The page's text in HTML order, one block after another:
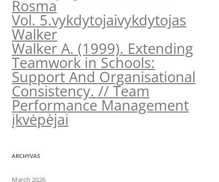
Rosma
Vol. 5.vykdytojaivykdytojas
Walker
Walker A. (1999). Extending
Teamwork in Schools:
Support And Organisational
Consistency. // Team
Performance Management
įkvėpėjai
ARCHYVAS
March 2026